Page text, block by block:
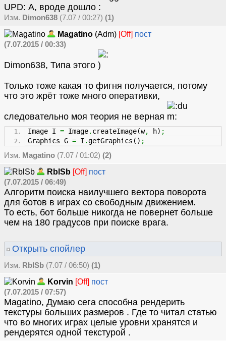
UPD: А, вроде дошло
Изм. Dimon638 (7.07 / 00:27) (1)
Magatino (Adm) [Off] пост
(7.07.2015 / 00:33)
Dimon638, Типа этого
Только тоже какая то фигня получается, потому
что это жрёт тоже много оперативки,
следовательно моя теория не верная
Image I = Image. createImage(w, h) ;
Graphics G = I .getGraphics ( ) ;
Изм. Magatino (7.07 / 01:02) (2)
RblSb [Off] пост
(7.07.2015 / 06:49)
Алгоритм поиска наилучшего вектора поворота
для ботов в играх со свободным движением.
То есть, бот больше никогда не повернет больше
чем на 180 градусов при поиске врага.
Открыть спойлер
Изм. RblSb (7.07 / 06:50) (1)
Korvin [Off] пост
(7.07.2015 / 07:57)
Magatino, Думаю сега способна рендерить
текстуры больших размеров . Где то читал статью
что во многих играх целые уровни хранятся и
рендерятся одной текстурой .